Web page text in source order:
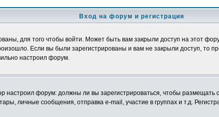
Вход на форум и регистрация
для того чтобы войти. Может быть вам закрыли доступ на этот
Если вы были зарегистрированы и вам не закрыли доступ, то
настроил форум.
настроил форум: должны ли вы зарегистрироваться, чтобы
личные сообщения, отправка e-mail, участие в группах и т.д.